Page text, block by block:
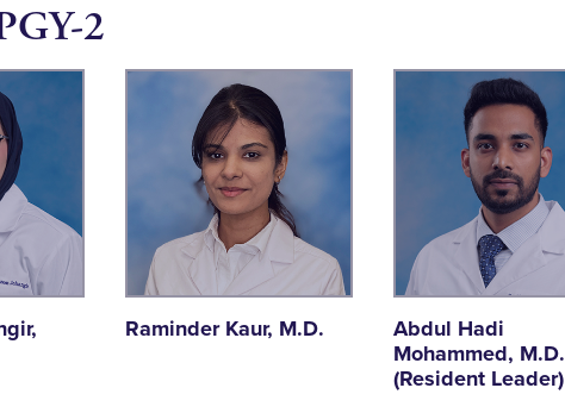
2
Raminder Kaur, M.D.
Abdul Hadi
Mohammed, M.D.
(Resident Leader)